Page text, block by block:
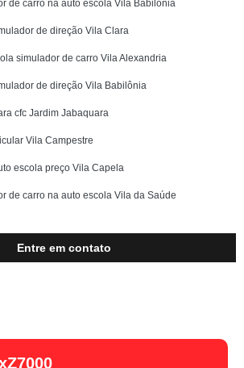
de carro na auto escola Vila Babilônia
de direção Vila Clara
simulador de carro Vila Alexandria
de direção Vila Babilônia
cfc Jardim Jabaquara
Vila Campestre
escola preço Vila Capela
de carro na auto escola Vila da Saúde
Entre em contato